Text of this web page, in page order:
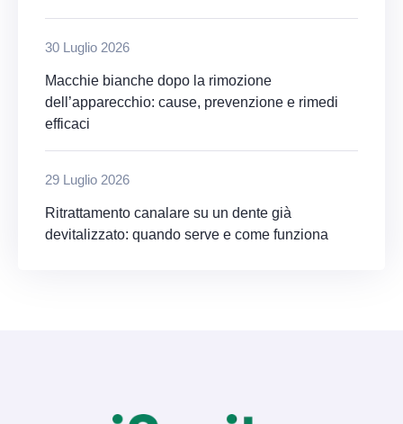
30 Luglio 2026
Macchie bianche dopo la rimozione
dell’apparecchio: cause, prevenzione e rimedi
efficaci
29 Luglio 2026
Ritrattamento canalare su un dente già
devitalizzato: quando serve e come funziona